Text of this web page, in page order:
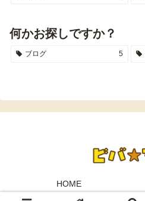
何かお探しですか？
ブログ 5
HOME